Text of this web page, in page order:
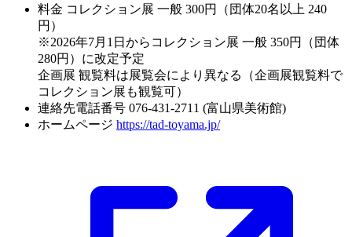
料金 コレクション展 一般 300円（団体20名以上 240
円）
※2026年7月1日からコレクション展 一般 350円（団体
280円）に改定予定
企画展 観覧料は展覧会により異なる（企画展観覧料で
コレクション展も観覧可）
連絡先電話番号 076-431-2711 (富山県美術館)
ホームページ https://tad-toyama.jp/